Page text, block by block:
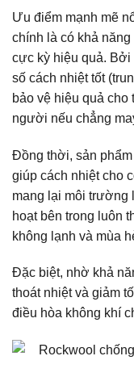
Ưu điểm mạnh mẽ
chính là có khả
cực kỳ hiệu quả. Bởi
số cách nhiệt tốt
bảo vệ hiệu quả cho
người nếu chẳng
Đồng thời, sản
giúp cách nhiệt cho
mang lại môi
hoạt bên trong luôn
không lạnh và mùa
Đặc biệt, nhờ khả
thoát nhiệt và giảm
điều hòa không khí